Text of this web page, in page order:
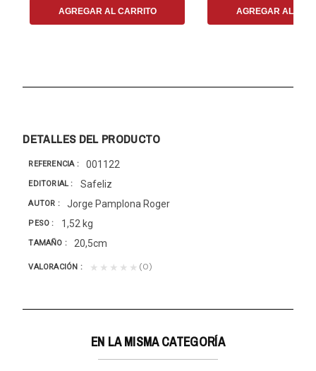
AGREGAR AL CARRITO AGREGAR AL
DETALLES DEL PRODUCTO
REFERENCIA 001122
EDITORIAL Safeliz
AUTOR Jorge Pamplona Roger
PESO 1,52 kg
TAMAÑO 20,5cm
VALORACIÓN ★★★★★ (0)
EN LA MISMA CATEGORÍA